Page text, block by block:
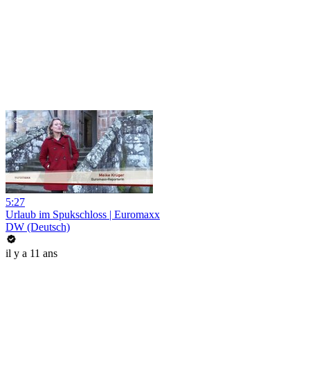
5:27
Urlaub im Spukschloss | Euromaxx
DW (Deutsch)
il y a 11 ans